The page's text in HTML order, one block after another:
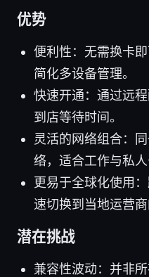
优势
便利性：无需换卡
简化多设备管理。
快速开通：通过远
到店等待时间。
灵活的网络组合：
络，适合工作与私人
更易于全球化使用
速切换到当地运营
潜在挑战
兼容性波动：并非